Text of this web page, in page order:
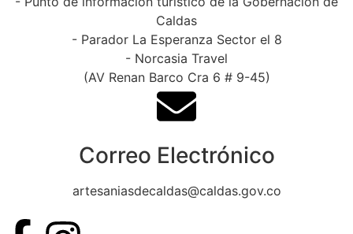
Caldas
- Parador La Esperanza Sector el 8
- Norcasia Travel
(AV Renan Barco Cra 6 # 9-45)
Correo Electrónico
artesaniasdecaldas@caldas.gov.co